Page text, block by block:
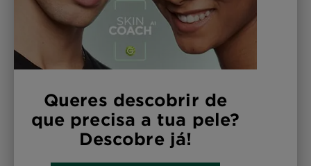
Queres descobrir de
que precisa a tua pele?
Descobre já!